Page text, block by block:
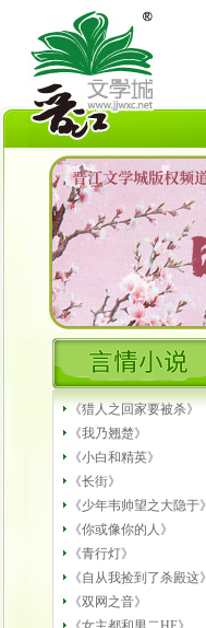
《猎人之回家要被杀》
《我乃翘楚》
《小白和精英》
《长街》
《少年韦帅望之大隐于》
《你或像你的人》
《青行灯》
《自从我捡到了杀殿这》
《双网之音》